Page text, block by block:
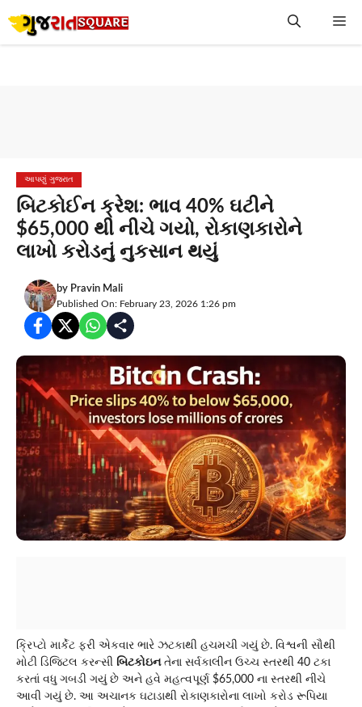
to
આપણું ગુજરાત
બિટકોઈન ક્રેશ: ભાવ 40% ઘટીને
$65,000 થી નીચે ગયો, રોકાણકારોને
લાખો કરોડનું નુકસાન થયું
by Pravin Mali
Published On: February 23, 2026 1:26 pm
ક્રિપ્ટો માર્કેટ ફરી એકવાર ભારે ઝટકાથી હચમચી ગયું છે. વિશ્વની સૌથી
મોટી ડિજિટલ કરન્સી બિટકોઇનતેના સર્વકાલીન ઉચ્ચ સ્તરથી 40 ટકા
કરતાં વધુ ગબડી ગયું છે અને હવે મહત્વપૂર્ણ $65,000 ના સ્તરથી નીચે
આવી ગયું છે. આ અચાનક ઘટાડાથી રોકાણકારોના લાખો કરોડ રૂપિયા